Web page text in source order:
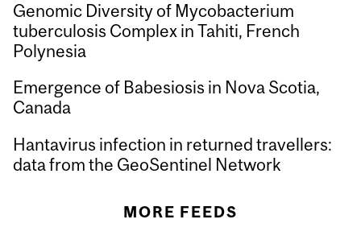
Genomic Diversity of Mycobacterium
tuberculosis Complex in Tahiti, French
Polynesia
Emergence of Babesiosis in Nova Scotia,
Canada
Hantavirus infection in returned travellers:
data from the GeoSentinel Network
MORE FEEDS